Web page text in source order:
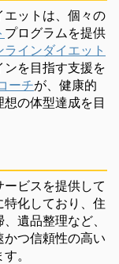
エットは、個々の
プログラムを提供
ラインダイエット
を目指す支援を
ーチが、健康的
の体型達成を目
ービスを提供して
特化しており、住
遺品整理など、
つ信頼性の高い
。